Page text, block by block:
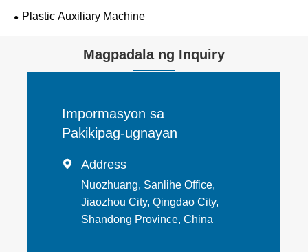
Plastic Auxiliary Machine
Magpadala ng Inquiry
Impormasyon sa
Pakikipag-ugnayan
 Address
Nuozhuang, Sanlihe Office,
Jiaozhou City, Qingdao City,
Shandong Province, China